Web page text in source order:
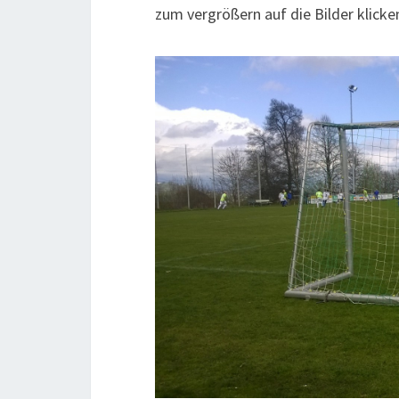
zum vergrößern auf die Bilder